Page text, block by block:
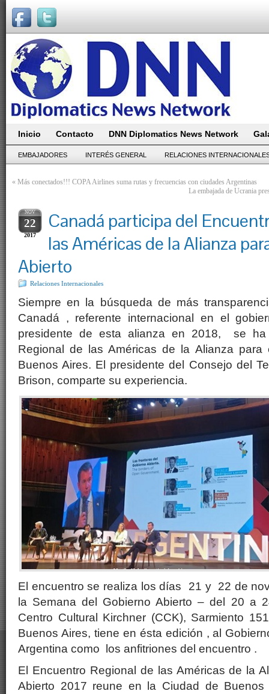
Inicio Contacto DNN Diplomatics News Network
EMBAJADORES INTERÉS GENERAL RELACIONES
« Más conectados!!! COPA Airlines suma rutas y frecuencias con ciudades Argentinas
La embajada de Ucrania
NOV
22
2017
Canadá participa del
las Américas de la Alianza
Abierto
Relaciones Internacionales
Siempre en la búsqueda de más
Canadá , referente internacional en el
presidente de esta alianza en 2018, se ha
Regional de las Américas de la Alianza para
Buenos Aires. El presidente del Consejo del
Brison, comparte su experiencia.
El encuentro se realiza los días 21 y 22 de
la Semana del Gobierno Abierto – del 20 a
Centro Cultural Kirchner (CCK), Sarmiento
Buenos Aires, tiene en ésta edición , al
Argentina como los anfitriones del encuentro .
El Encuentro Regional de las Américas de la
Abierto 2017 reune en la Ciudad de